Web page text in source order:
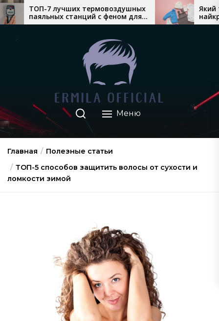
Перейти
к
термовоздушных
с феном для
Який теплий дитячий
найкраще продається
взимку
Меню
Главная
Полезные статьи
ТОП-5 способов защитить волосы от сухости и
ломкости зимой